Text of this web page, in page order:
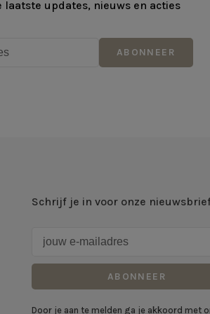
laatste updates, nieuws en acties
ABONNEER
Schrijf je in voor onze
ABONNEER
Door je aan te melden ga je akkoord met